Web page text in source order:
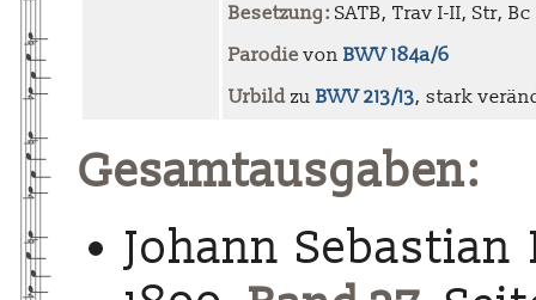
Besetzung: SATB, Trav I-II, Str, Bc
Parodie von BWV 184a/6
Urbild zu BWV 213/13, stark
Gesamtausgaben:
Johann Sebastian